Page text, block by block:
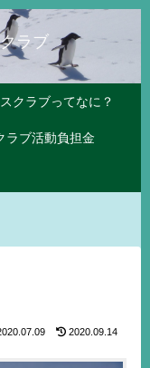
ラブ
クラブってなに？
ラブ活動負担金
2020.09.14